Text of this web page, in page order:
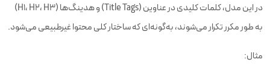
در این مدل، کلمات کلیدی در عناوین (Title Tags) و هدینگ‌ها (H1، H2، H3)
به طور مکرر تکرار می‌شوند، به‌گونه‌ای که ساختار کلی محتوا غیرطبیعی می‌شود.
مثال: